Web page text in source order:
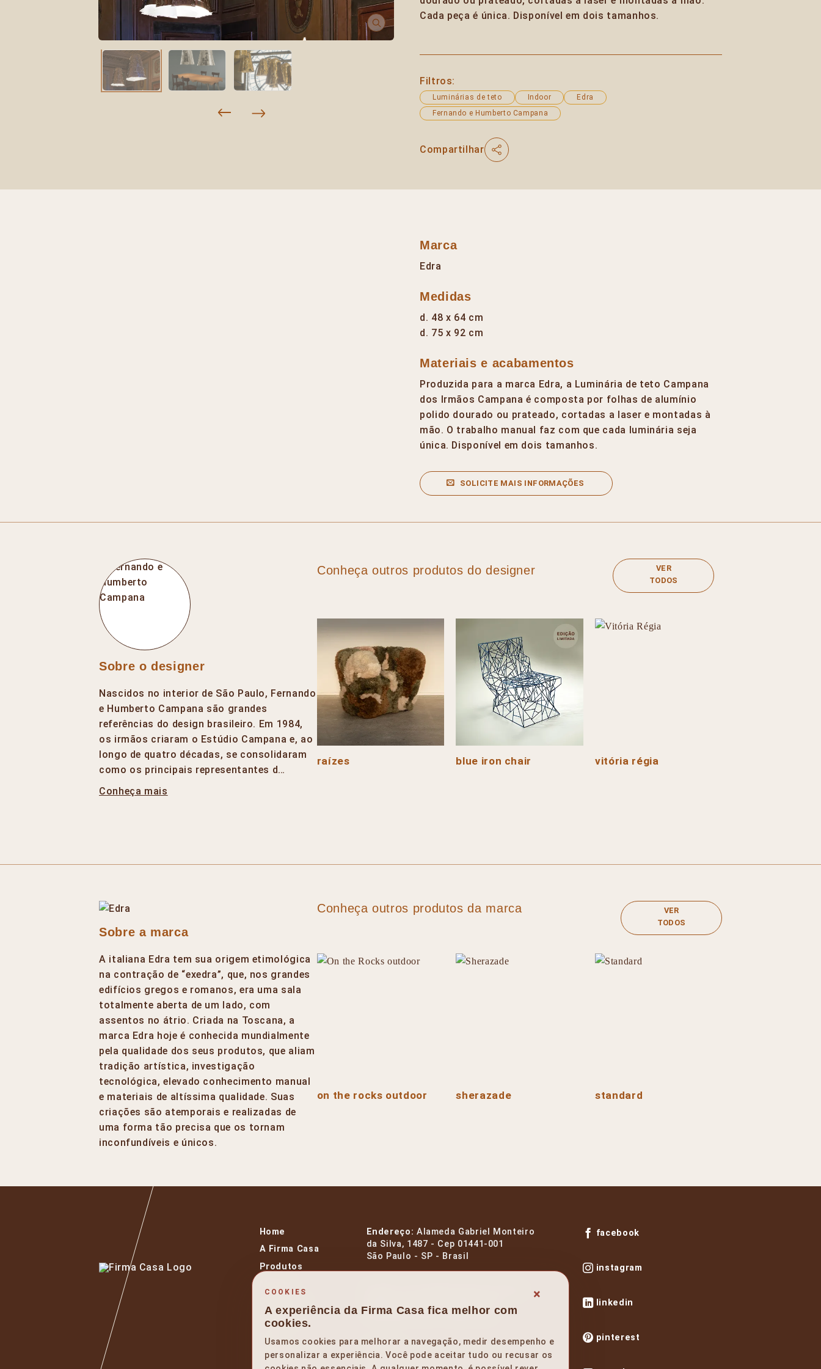
Cada peça é única. Disponível em dois tamanhos.
Filtros:
Luminárias de teto Indoor
Edra
Fernando e Humberto Campana
Compartilhar
Marca
Edra
Medidas
d. 48 x 64 cm
d. 75 x 92 cm
Materiais e acabamentos
Produzida para a marca Edra, a Luminária de teto Campana
dos Irmãos Campana é composta por folhas de alumínio
polido dourado ou prateado, cortadas a laser e montadas à
mão. O trabalho manual faz com que cada luminária seja
única. Disponível em dois tamanhos.
SOLICITE MAIS INFORMAÇÕES
Sobre o designer
Nascidos no interior de São Paulo, Fernando
e Humberto Campana são grandes
referências do design brasileiro. Em 1984,
os irmãos criaram o Estúdio Campana e, ao
longo de quatro décadas, se consolidaram
como os principais representantes d…
Conheça mais
Conheça outros produtos do designer
VER
TODOS
raízes blue iron chair vitória régia
Sobre a marca
A italiana Edra tem sua origem etimológica
na contração de “exedra”, que, nos grandes
edifícios gregos e romanos, era uma sala
totalmente aberta de um lado, com
assentos no átrio. Criada na Toscana, a
marca Edra hoje é conhecida mundialmente
pela qualidade dos seus produtos, que aliam
tradição artística, investigação
tecnológica, elevado conhecimento manual
e materiais de altíssima qualidade. Suas
criações são atemporais e realizadas de
uma forma tão precisa que os tornam
inconfundíveis e únicos.
Conheça outros produtos da marca
VER
TODOS
on the rocks outdoor sherazade standard
Home
A Firma Casa
Produtos
Eventos
Blog
Warehouse
Endereço: Alameda Gabriel Monteiro
da Silva, 1487 - Cep 01441-001
São Paulo - SP - Brasil
Telefone:+55 11 3385 9595
Horários:
Segunda a Sexta – 10 às 19h.
facebook
instagram
linkedin
pinterest
×
COOKIES
A experiência da Firma Casa fica melhor com
cookies.
Usamos cookies para melhorar a navegação, medir desempenho e
personalizar a experiência. Você pode aceitar tudo ou recusar os